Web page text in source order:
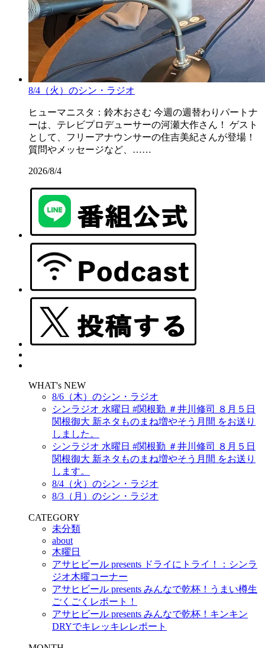
8/4（火）のシン・ラジオ
ヒューマニスタ：鈴木おさむ 今週の週替わりパートナ
ーは、テレビプロデューサーの河瀬大作さん！ ゲスト
として、フリーアナウンサーの住吉美紀さんが登場！
質問やメッセージなど、……
2026/8/4
WHAT's NEW
8/6（木）のシン・ラジオ
シンラジオ 水曜日 #関根勤 ＃井川修司 ８月５日
関根御大 新ネタものまね増やそう月間 をお送り
しました。
シンラジオ 水曜日 #関根勤 ＃井川修司 ８月５日
関根御大 新ネタものまね増やそう月間 をお送り
します。
8/4（火）のシン・ラジオ
8/3（月）のシン・ラジオ
CATEGORY
未分類
about
木曜日
アサヒビール presents ドライにトライ！：シンラ
ジオ木曜コーナー
アサヒビール presents みんなで乾杯！うまい樽生
ごくごくレポート！
アサヒビール presents みんなで乾杯！キンキン
DRYでキレッキレレポート